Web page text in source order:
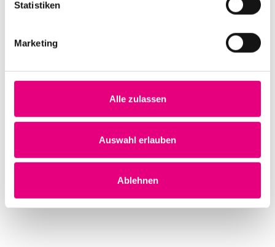
Statistiken
Marketing
Alle zulassen
Auswahl erlauben
Ablehnen